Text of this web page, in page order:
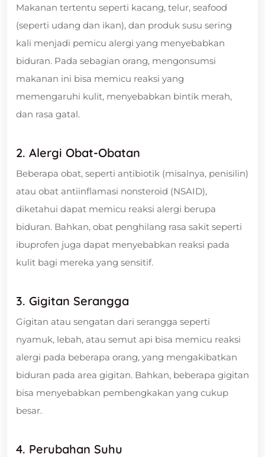
Makanan tertentu seperti kacang, telur, seafood
(seperti udang dan ikan), dan produk susu sering
kali menjadi pemicu alergi yang menyebabkan
biduran. Pada sebagian orang, mengonsumsi
makanan ini bisa memicu reaksi yang
memengaruhi kulit, menyebabkan bintik merah,
dan rasa gatal.
2. Alergi Obat-Obatan
Beberapa obat, seperti antibiotik (misalnya, penisilin)
atau obat antiinflamasi nonsteroid (NSAID),
diketahui dapat memicu reaksi alergi berupa
biduran. Bahkan, obat penghilang rasa sakit seperti
ibuprofen juga dapat menyebabkan reaksi pada
kulit bagi mereka yang sensitif.
3. Gigitan Serangga
Gigitan atau sengatan dari serangga seperti
nyamuk, lebah, atau semut api bisa memicu reaksi
alergi pada beberapa orang, yang mengakibatkan
biduran pada area gigitan. Bahkan, beberapa gigitan
bisa menyebabkan pembengkakan yang cukup
besar.
4. Perubahan Suhu